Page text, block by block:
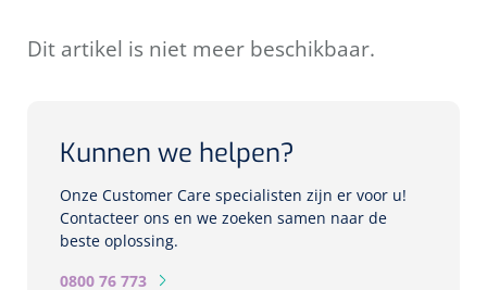
Ultrasound biometers
Perimeters
Fundus Cameras
Pachimeters
Dit artikel is niet meer beschikbaar.
Kunnen we helpen?
Onze Customer Care specialisten zijn er voor u!
Contacteer ons en we zoeken samen naar de
beste oplossing.
0800 76 773